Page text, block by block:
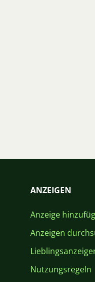
ANZEIGEN
Anzeige
Anzeigen
Nutzungsregeln